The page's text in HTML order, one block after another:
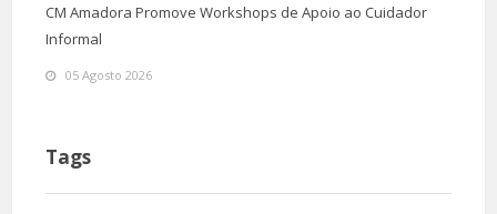
CM Amadora Promove Workshops de Apoio ao Cuidador
Informal
05 Agosto 2026
Tags